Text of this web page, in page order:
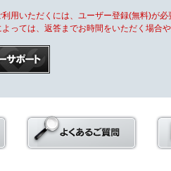
用いただくには、ユーザー登録(無料)が必
っては、返答までお時間をいただく場合